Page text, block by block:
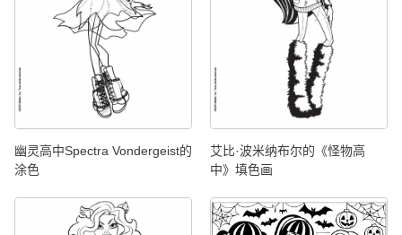
幽灵高中Spectra Vondergeist的
涂色
艾比·波米纳布尔的《怪物高
中》填色画